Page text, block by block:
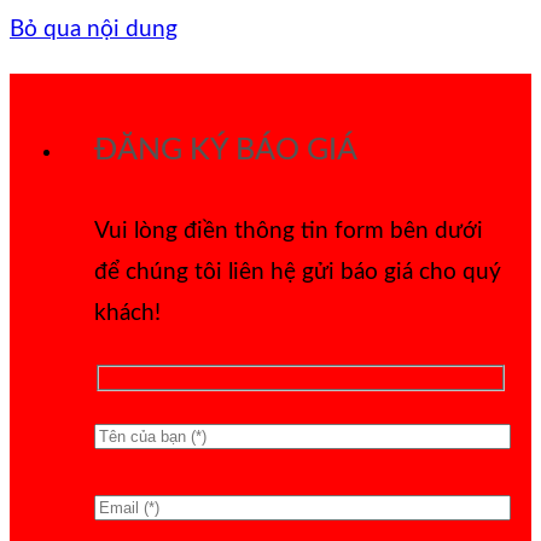
Bỏ qua nội dung
ĐĂNG KÝ BÁO GIÁ
Vui lòng điền thông tin form bên dưới
để chúng tôi liên hệ gửi báo giá cho quý
khách!